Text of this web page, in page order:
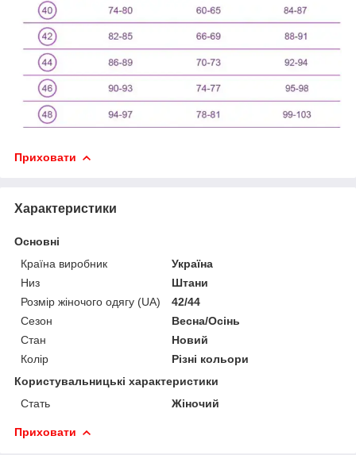
Приховати
Характеристики
Основні
Країна виробник
Україна
Низ
Штани
Розмір жіночого одягу (UA)
42/44
Сезон
Весна/Осінь
Стан
Новий
Колір
Різні кольори
Користувальницькі характеристики
Стать
Жіночий
Приховати